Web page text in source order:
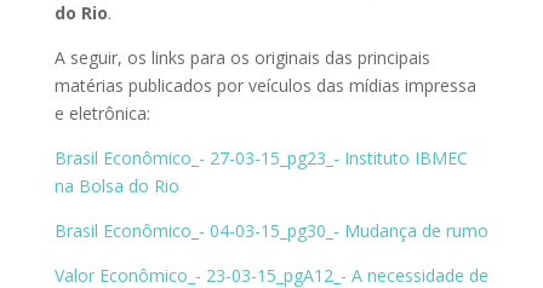
do Rio.
A seguir, os links para os originais das principais
matérias publicados por veículos das mídias impressa
e eletrônica:
Brasil Econômico_- 27-03-15_pg23_- Instituto IBMEC
na Bolsa do Rio
Brasil Econômico_- 04-03-15_pg30_- Mudança de rumo
Valor Econômico_- 23-03-15_pgA12_- A necessidade de